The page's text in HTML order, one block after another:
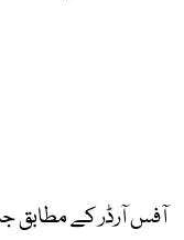
آفس آرڈر کے مطابق